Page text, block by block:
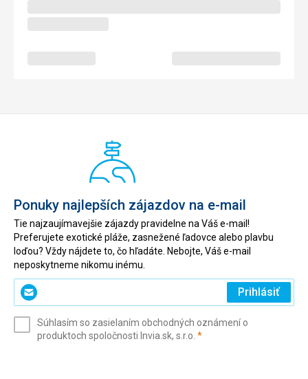
Ponuky najlepších zájazdov na e-mail
Tie najzaujímavejšie zájazdy pravidelne na Váš e-mail!
Preferujete exotické pláže, zasnežené ľadovce alebo plavbu
loďou? Vždy nájdete to, čo hľadáte. Nebojte, Váš e-mail
neposkytneme nikomu inému.
Zadajte
svoj
(povinné)
Prihlásiť
Súhlasím so zasielaním obchodných oznámení o
produktoch spoločnosti Invia.sk, s.r.o. *(povinné)